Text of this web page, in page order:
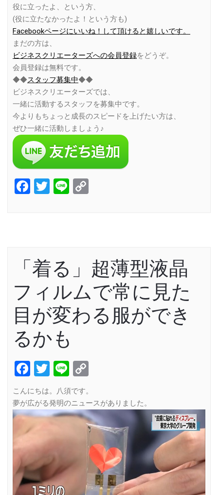
役に立ったよ、という方、
(役に立たなかったよ！という方も)
Facebookページにいいね！して頂けると嬉しいです。
まだの方は、
ビジネスクリエーターズへの会員登録をどうぞ。
会員登録は無料です。
◆◆スタッフ募集中◆◆
ビジネスクリエーターズでは、
一緒に活動するスタッフを募集中です。
今よりもちょっと成長のスピードを上げたい方は、
ぜひ一緒に活動しましょう♪
Facebook
Twitter
Line
「着る」超薄型液晶
フィルムで常に見た
目が変わる服ができ
るかも
Facebook
Twitter
Line
こんにちは。八須です。
夢が広がる発明のニュースがありました。